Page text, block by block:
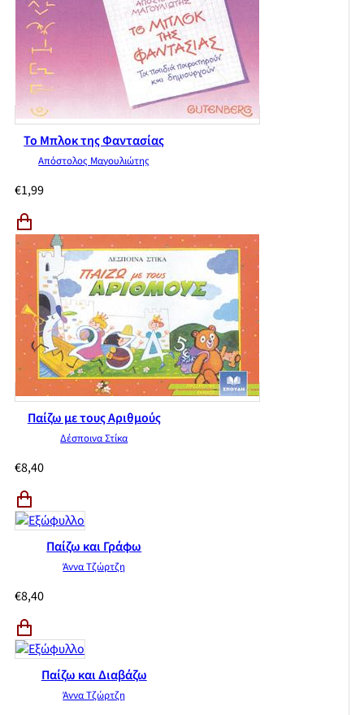
Το Μπλοκ της Φαντασίας
Απόστολος Μαγουλιώτης
€1,99
Παίζω με τους Αριθμούς
Δέσποινα Στίκα
€8,40
Παίζω και Γράφω
Άννα Τζώρτζη
€8,40
Παίζω και Διαβάζω
Άννα Τζώρτζη